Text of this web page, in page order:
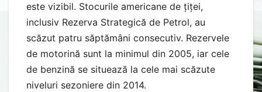
este vizibil. Stocurile americane de țiței,
inclusiv Rezerva Strategică de Petrol, au
scăzut patru săptămâni consecutiv. Rezervele
de motorină sunt la minimul din 2005, iar cele
de benzină se situează la cele mai scăzute
niveluri sezoniere din 2014.